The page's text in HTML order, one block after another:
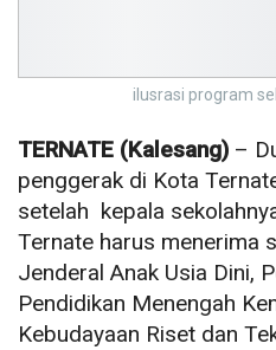
ilusrasi program
TERNATE (Kalesang) –
penggerak di Kota
setelah kepala
Ternate harus menerima
Jenderal Anak Usia Dini,
Pendidikan Menengah
Kebudayaan Riset dan